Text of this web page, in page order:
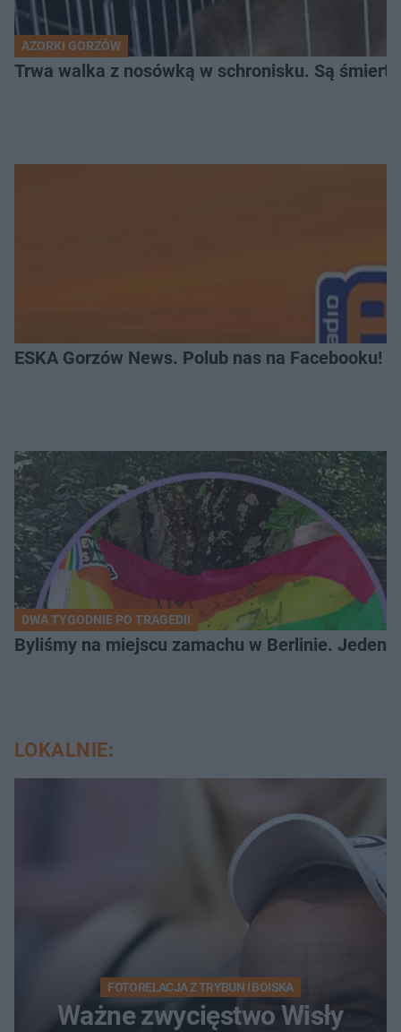
AZORKI GORZÓW
Trwa walka z nosówką w schronisku. Są
ESKA Gorzów News. Polub nas na Facebooku!
DWA TYGODNIE PO TRAGEDII
Byliśmy na miejscu zamachu w Berlinie. Jeden
LOKALNIE:
FOTORELACJA Z TRYBUN I BOISKA
Ważne zwycięstwo Wisły